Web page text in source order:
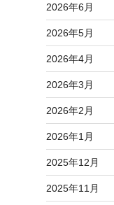
2026年6月
2026年5月
2026年4月
2026年3月
2026年2月
2026年1月
2025年12月
2025年11月